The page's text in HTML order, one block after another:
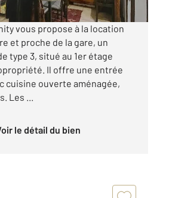
vous propose à la location
et proche de la gare, un
type 3, situé au 1er étage
Il offre une entrée
cuisine ouverte aménagée,
Les ...
Voir le détail du bien